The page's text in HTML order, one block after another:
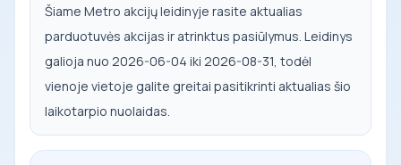
Šiame Metro akcijų leidinyje rasite aktualias
parduotuvės akcijas ir atrinktus pasiūlymus. Leidinys
galioja nuo 2026-06-04 iki 2026-08-31, todėl
vienoje vietoje galite greitai pasitikrinti aktualias šio
laikotarpio nuolaidas.